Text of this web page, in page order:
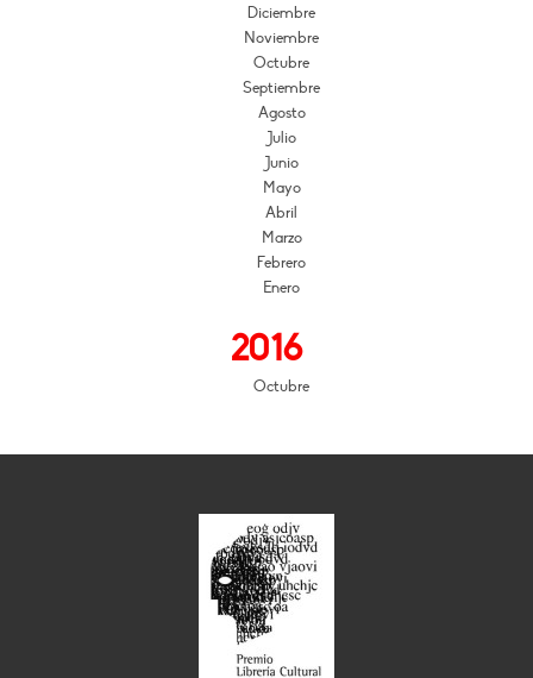
Diciembre
Noviembre
Octubre
Septiembre
Agosto
Julio
Junio
Mayo
Abril
Marzo
Febrero
Enero
2016
Octubre